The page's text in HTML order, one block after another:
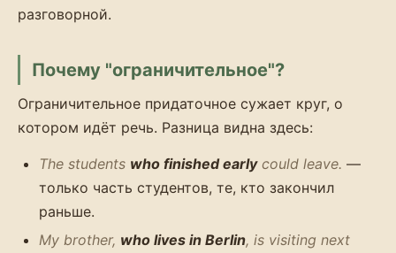
разговорной.
Почему "ограничительное"?
Ограничительное придаточное сужает круг, о
котором идёт речь. Разница видна здесь:
The students who finished earlycould leave. —
только часть студентов, те, кто закончил
раньше.
My brother, who lives in Berlin, is visiting next